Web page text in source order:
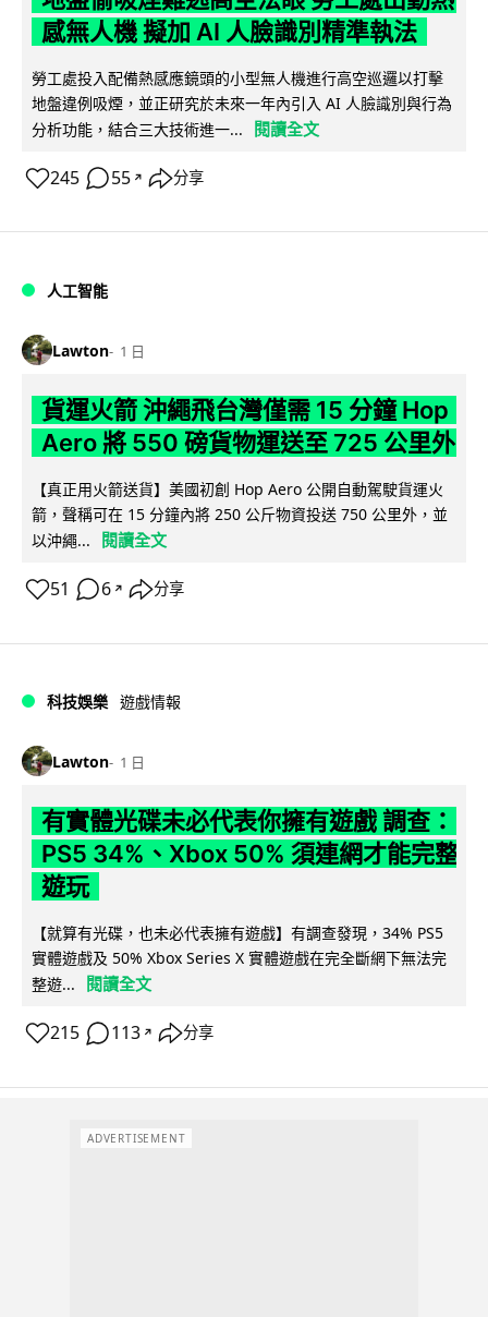
感無人機 擬加 AI 人臉識別精準執法
勞工處投入配備熱感應鏡頭的小型無人機進行高空巡邏以打擊
地盤違例吸煙，並正研究於未來一年內引入 AI 人臉識別與行為
分析功能，結合三大技術進一...
閱讀全文
245 55 ↗ 分享
人工智能
Lawton 1 日
貨運火箭 沖繩飛台灣僅需 15 分鐘 Hop
Aero 將 550 磅貨物運送至 725 公里外
【真正用火箭送貨】美國初創 Hop Aero 公開自動駕駛貨運火
箭，聲稱可在 15 分鐘內將 250 公斤物資投送 750 公里外，並
以沖繩...
閱讀全文
51 6 ↗ 分享
科技娛樂 遊戲情報
Lawton 1 日
有實體光碟未必代表你擁有遊戲 調查：
PS5 34%、Xbox 50% 須連網才能完整
遊玩
【就算有光碟，也未必代表擁有遊戲】有調查發現，34% PS5
實體遊戲及 50% Xbox Series X 實體遊戲在完全斷網下無法完
整遊...
閱讀全文
215 113 ↗ 分享
ADVERTISEMENT